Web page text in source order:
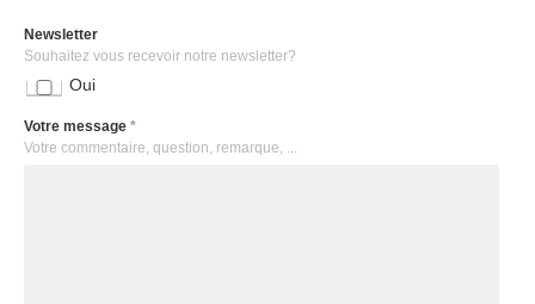
Newsletter
Souhaitez vous recevoir notre newsletter?
Oui
Votre message *
Votre commentaire, question, remarque, ...